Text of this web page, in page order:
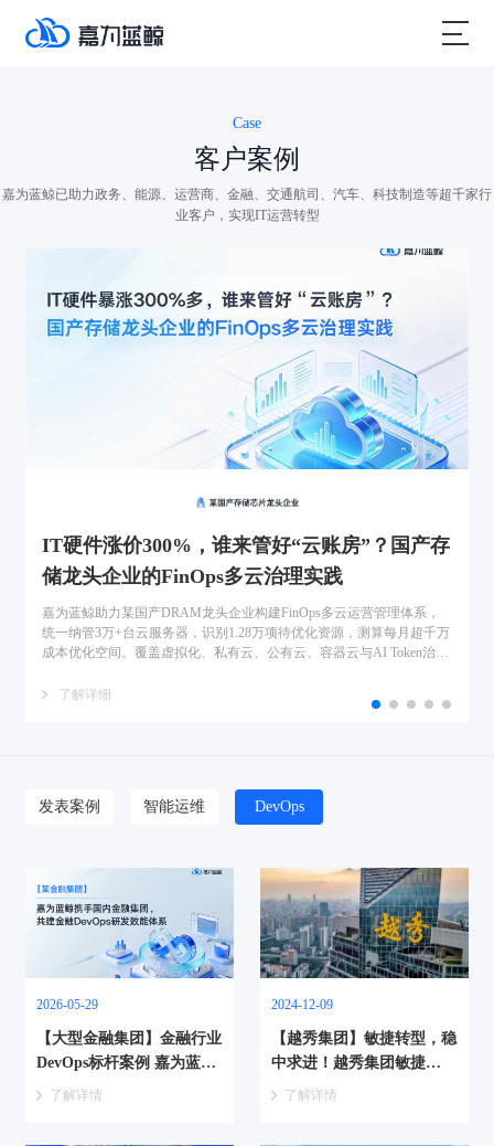
Case
客户案例
嘉为蓝鲸已助力政务、能源、运营商、金融、交通航司、汽车、科技制造等超千家行
业客户，实现IT运营转型
IT硬件涨价300%，谁来管好“云账房”？国产存
储龙头企业的FinOps多云治理实践
嘉为蓝鲸助力某国产DRAM龙头企业构建FinOps多云运营管理体系，
统一纳管3万+台云服务器，识别1.28万项待优化资源，测算每月超千万
成本优化空间。覆盖虚拟化、私有云、公有云、容器云与AI Token治
了解详细
发表案例 智能运维 DevOps
2026-05-29
【大型金融集团】金融行业
DevOps标杆案例 嘉为蓝鲸
大型国企合作实践
了解详情
2024-12-09
【越秀集团】敏捷转型，稳
中求进！越秀集团敏捷
DevOps落地实践
了解详情